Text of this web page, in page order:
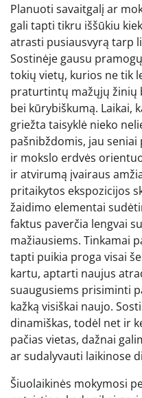
Planuoti savaitgalį ar
gali tapti tikru iššūkiu
atrasti pusiausvyrą tarp
Sostinėje gausu
tokių vietų, kurios ne tik
praturtintų mažųjų žinių
bei kūrybiškumą. Laikai,
griežta taisyklė nieko
pašnibždomis, jau
ir mokslo erdvės
ir atvirumą įvairaus
pritaikytos ekspozicijos
žaidimo elementai
faktus paverčia lengvai
mažiausiems. Tinkamai
tapti puikia proga visai
kartu, aptarti naujus
suaugusiems prisiminti
kažką visiškai naujo.
dinamiškas, todėl net ir
pačias vietas, dažnai
ar sudalyvauti laikinose
Šiuolaikinės mokymosi